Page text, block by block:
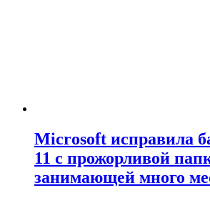
Microsoft исправила
11 с прожорливой
занимающей много